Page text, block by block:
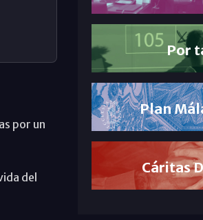
por un
del
Por
Plan
Cáritas